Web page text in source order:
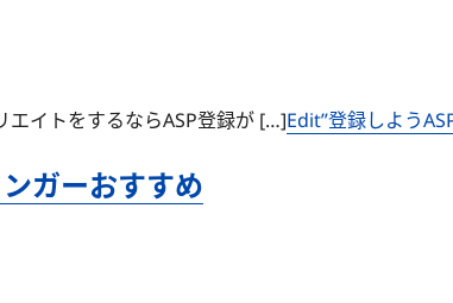
エイトをするならASP登録が […]Edit”登録しよう
ンガーおすすめ